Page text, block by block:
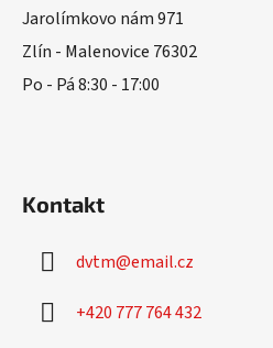
Jarolímkovo nám 971
Zlín - Malenovice 76302
Po - Pá 8:30 - 17:00
Kontakt
dvtm@email.cz
+420 777 764 432